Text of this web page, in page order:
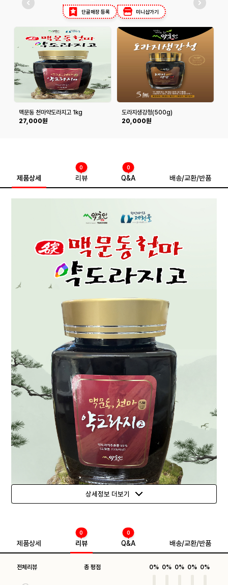
단골매장 등록 미니샵가기
맥문동 천마약도라지고 1kg
27,000원
도라지생강청(500g)
20,000원
제품상세 리뷰
0
Q&A
0
배송/교환/반품
상세정보 더보기
제품상세 리뷰
0
Q&A
0
배송/교환/반품
전체리뷰 총 평점 0% 0% 0% 0% 0%